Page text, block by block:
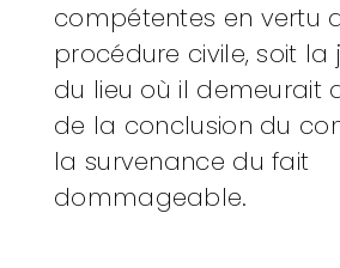
compétentes en vertu
procédure civile, soit la
du lieu où il demeurait
de la conclusion du
la survenance du fait
dommageable.